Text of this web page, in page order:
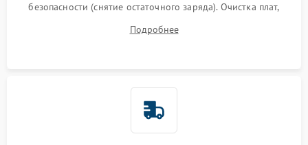
безопасности (снятие остаточного заряда). Очистка плат,
и кистей для предотвращения перегрева и замыканий.
Подробнее